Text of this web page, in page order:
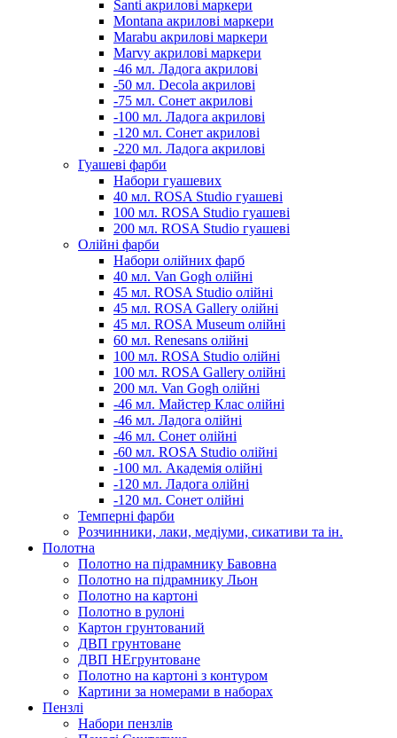
Santi акрилові маркери
Montana акрилові маркери
Marabu акрилові маркери
Marvy акрилові маркери
-46 мл. Ладога акрилові
-50 мл. Decola акрилові
-75 мл. Сонет акрилові
-100 мл. Ладога акрилові
-120 мл. Сонет акрилові
-220 мл. Ладога акрилові
Гуашеві фарби
Набори гуашевих
40 мл. ROSA Studio гуашеві
100 мл. ROSA Studio гуашеві
200 мл. ROSA Studio гуашеві
Олійні фарби
Набори олійних фарб
40 мл. Van Gogh олійні
45 мл. ROSA Studio олійні
45 мл. ROSA Gallery олійні
45 мл. ROSA Museum олійні
60 мл. Renesans олійні
100 мл. ROSA Studio олійні
100 мл. ROSA Gallery олійні
200 мл. Van Gogh олійні
-46 мл. Майстер Клас олійні
-46 мл. Ладога олійні
-46 мл. Сонет олійні
-60 мл. ROSA Studio олійні
-100 мл. Академія олійні
-120 мл. Ладога олійні
-120 мл. Сонет олійні
Темперні фарби
Розчинники, лаки, медіуми, сикативи та ін.
Полотна
Полотно на підрамнику Бавовна
Полотно на підрамнику Льон
Полотно на картоні
Полотно в рулоні
Картон грунтований
ДВП грунтоване
ДВП НЕгрунтоване
Полотно на картоні з контуром
Картини за номерами в наборах
Пензлі
Набори пензлів